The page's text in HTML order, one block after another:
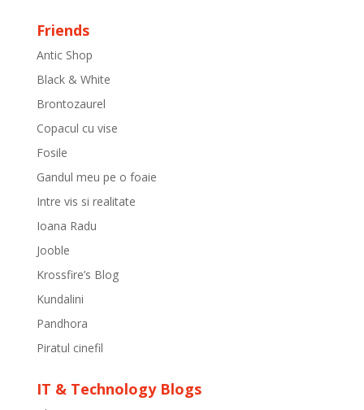
Friends
Antic Shop
Black & White
Brontozaurel
Copacul cu vise
Fosile
Gandul meu pe o foaie
Intre vis si realitate
Ioana Radu
Jooble
Krossfire’s Blog
Kundalini
Pandhora
Piratul cinefil
IT & Technology Blogs